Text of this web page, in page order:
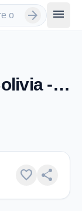
arrow_forward menu
Radio Disney Bolivia - FM 100.9 - Tarija
favorite share